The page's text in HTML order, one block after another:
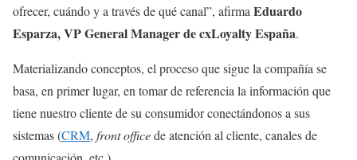
ofrecer, cuándo y a través de qué canal”, afirmaEduardo
Esparza, VP General Manager de cxLoyalty España.
Materializando conceptos, el proceso que sigue la compañía se
basa, en primer lugar, en tomar de referencia la información que
tiene nuestro cliente de su consumidor conectándonos a sus
sistemas (CRM, front officede atención al cliente, canales de